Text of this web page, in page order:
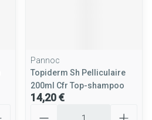
Pannoc
Topiderm Sh Pelliculaire
200ml Cfr Top-shampoo
14,20 €